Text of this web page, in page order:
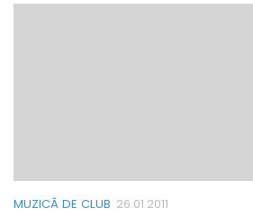
MUZICĂ DE CLUB 26.01.2011